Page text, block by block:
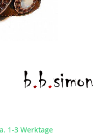
1-3 Werktage